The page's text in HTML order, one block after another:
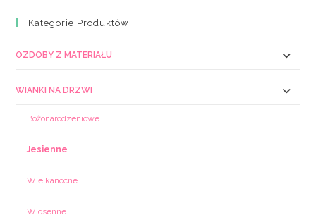
Kategorie Produktów
OZDOBY Z MATERIAŁU
WIANKI NA DRZWI
Bożonarodzeniowe
Jesienne
Wielkanocne
Wiosenne